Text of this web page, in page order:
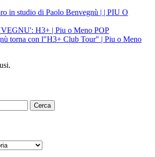
in studio di Paolo Benvegnù | | PIU O
H3+ | Piu o Meno POP
torna con l"H3+ Club Tour" | Piu o Meno